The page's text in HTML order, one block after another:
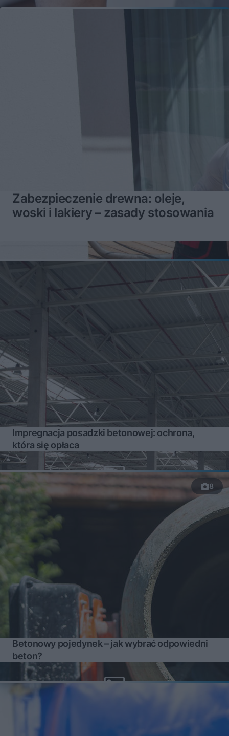
Zabezpieczenie drewna: oleje,
woski i lakiery – zasady stosowania
Impregnacja posadzki betonowej: ochrona,
która się opłaca
8
Betonowy pojedynek – jak wybrać odpowiedni
beton?